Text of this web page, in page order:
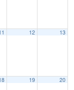
12 13
19 20